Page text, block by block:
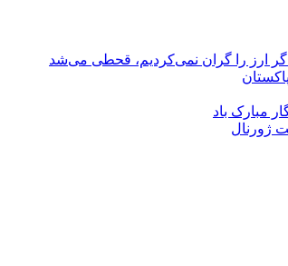
ارز را گران نمی‌کردیم، قحطی می‌شد
مبارک باد
ژورنال